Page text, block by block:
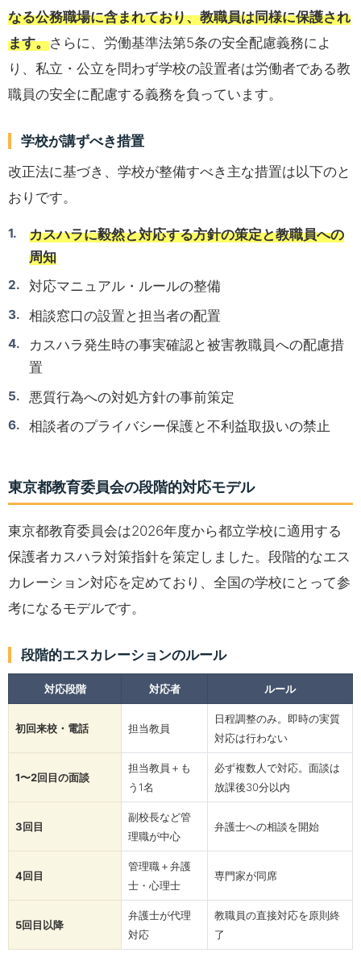
なる公務職場に含まれており、教職員は同様に保護され
ます。さらに、労働基準法第5条の安全配慮義務によ
り、私立・公立を問わず学校の設置者は労働者である教
職員の安全に配慮する義務を負っています。
学校が講ずべき措置
改正法に基づき、学校が整備すべき主な措置は以下のと
おりです。
カスハラに毅然と対応する方針の策定と教職員への
周知
対応マニュアル・ルールの整備
相談窓口の設置と担当者の配置
カスハラ発生時の事実確認と被害教職員への配慮措
置
悪質行為への対処方針の事前策定
相談者のプライバシー保護と不利益取扱いの禁止
東京都教育委員会の段階的対応モデル
東京都教育委員会は2026年度から都立学校に適用する
保護者カスハラ対策指針を策定しました。段階的なエス
カレーション対応を定めており、全国の学校にとって参
考になるモデルです。
段階的エスカレーションのルール
対応段階 対応者 ルール
初回来校・電話 担当教員
日程調整のみ。即時の実質
対応は行わない
1〜2回目の面談
担当教員＋も
う1名
必ず複数人で対応。面談は
放課後30分以内
3回目
副校長など管
理職が中心
弁護士への相談を開始
4回目
管理職＋弁護
士・心理士
専門家が同席
5回目以降
弁護士が代理
対応
教職員の直接対応を原則終
了